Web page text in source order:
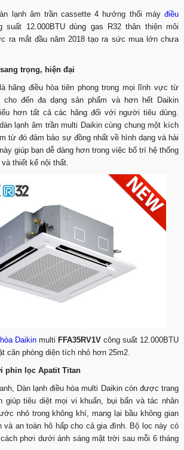
lạnh âm trần cassette 4 hướng thổi máyđiều
suất 12.000BTU dùng gas R32 thân thiện môi
ra mắt đầu năm 2018 tạo ra sức mua lớn chưa
trọng, hiện đại
hãng điều hòa tiên phong trong mọi lĩnh vực từ
cho đến đa dạng sản phẩm và hơn hết Daikin
hơn tất cả các hãng đối với người tiêu dùng.
lạnh âm trần multi Daikin cùng chung một kích
từ đó đảm bảo sự đồng nhất về hình dạng và hài
giúp bạn dễ dàng hơn trong việc bố trí hệ thống
thiết kế nội thất.
Daikin multi FFA35RV1V công suất 12.000BTU
căn phòng diện tích nhỏ hơn 25m2.
phin lọc Apatit Titan
Dàn lạnh điều hòa multi Daikin còn được trang
giúp tiêu diệt mọi vi khuẩn, bụi bẩn và tác nhân
nhỏ trong không khí, mang lại bầu không gian
và an toàn hô hấp cho cả gia đình. Bộ lọc này có
phơi dưới ánh sáng mặt trời sau mỗi 6 tháng